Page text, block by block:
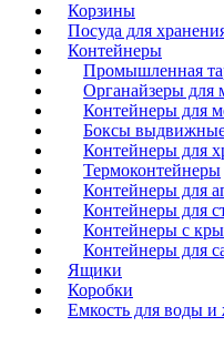
Корзины
Посуда для
Контейнеры
Промышленная
Органайзеры для
Контейнеры для
Боксы
Контейнеры для
Термоконтейнеры
Контейнеры для
Контейнеры для
Контейнеры с
Контейнеры для
Ящики
Коробки
Емкость для воды и